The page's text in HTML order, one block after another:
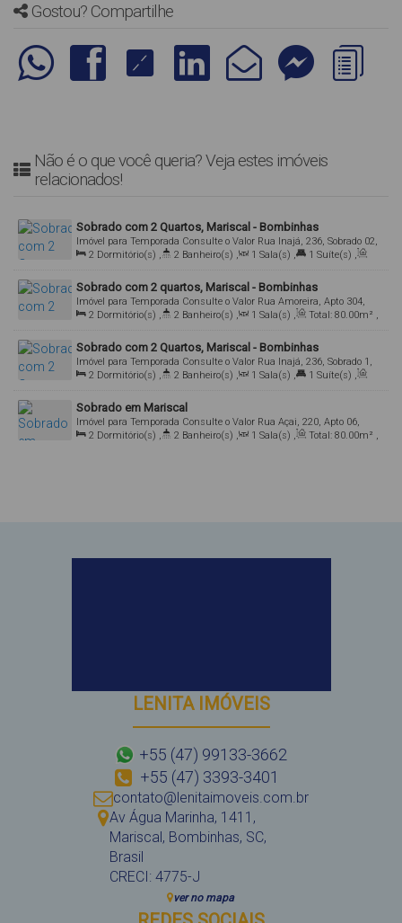
Gostou? Compartilhe
Não é o que você queria? Veja estes imóveis
relacionados!
Sobrado com 2 Quartos, Mariscal - Bombinhas
Consulte o Valor
Imóvel para Temporada
Rua Inajá, 236, Sobrado 02,
88215-000, Mariscal, Bombinhas, Santa Catarina, Brasil
2 Dormitório(s) , 2 Banheiro(s) , 1 Sala(s) , 1 Suíte(s) ,
Sobrado com 2 quartos, Mariscal - Bombinhas
Consulte o Valor
Imóvel para Temporada
Rua Amoreira, Apto 304,
88215-000, Mariscal, Bombinhas, Santa Catarina, Brasil
2 Dormitório(s) , 2 Banheiro(s) , 1 Sala(s) , Total: 80.00m² ,
Sobrado com 2 Quartos, Mariscal - Bombinhas
Consulte o Valor
Imóvel para Temporada
Rua Inajá, 236, Sobrado 1,
88215-000, Mariscal, Bombinhas, Santa Catarina, Brasil
2 Dormitório(s) , 2 Banheiro(s) , 1 Sala(s) , 1 Suíte(s) ,
Sobrado em Mariscal
Consulte o Valor
Imóvel para Temporada
Rua Açai, 220, Apto 06,
88215-000, Mariscal, Bombinhas, Santa Catarina, Brasil
2 Dormitório(s) , 2 Banheiro(s) , 1 Sala(s) , Total: 80.00m² ,
LENITA IMÓVEIS
+55 (47) 99133-3662
+55 (47) 3393-3401
contato@lenitaimoveis.com.br
Av Água Marinha, 1411 ,
Mariscal , Bombinhas, SC,
Brasil
CRECI: 4775-J
ver no mapa